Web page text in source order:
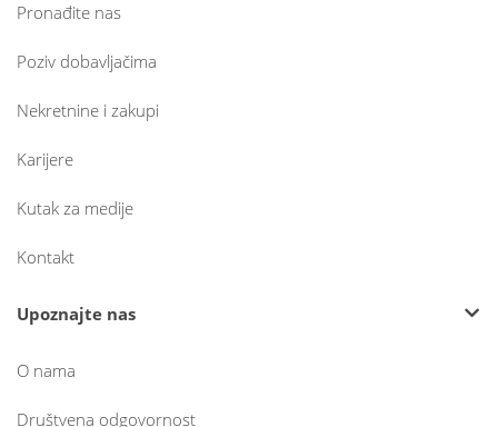
Pronađite nas
Poziv dobavljačima
Nekretnine i zakupi
Karijere
Kutak za medije
Kontakt
Upoznajte nas
O nama
Društvena odgovornost